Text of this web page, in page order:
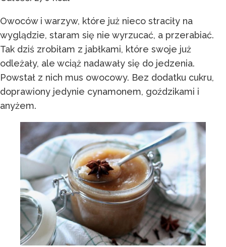
Owoców i warzyw, które już nieco straciły na
wyglądzie, staram się nie wyrzucać, a przerabiać.
Tak dziś zrobiłam z jabłkami, które swoje już
odleżały, ale wciąż nadawały się do jedzenia.
Powstał z nich mus owocowy. Bez dodatku cukru,
doprawiony jedynie cynamonem, goździkami i
anyżem.